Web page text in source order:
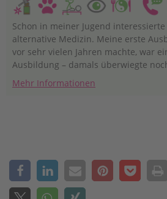
Schon in meiner Jugend
alternative Medizin. Meine erste Ausbildung, die ich bereits
vor sehr vielen Jahren machte, war
Ausbildung – damals überwiegte
Interesse vor einer möglichen
Beginn war es noch die Verwendung
Mehr Informationen